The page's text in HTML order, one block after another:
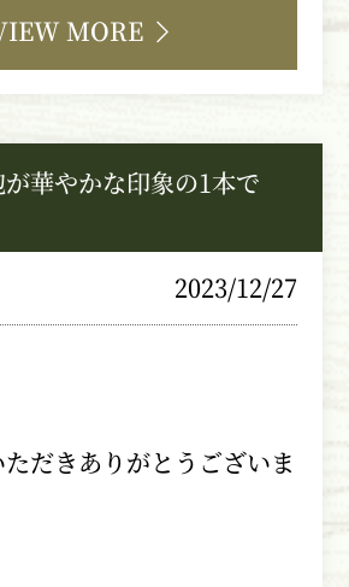
MORE
が華やかな印象の1本で
2023/12/27
だきありがとうございま